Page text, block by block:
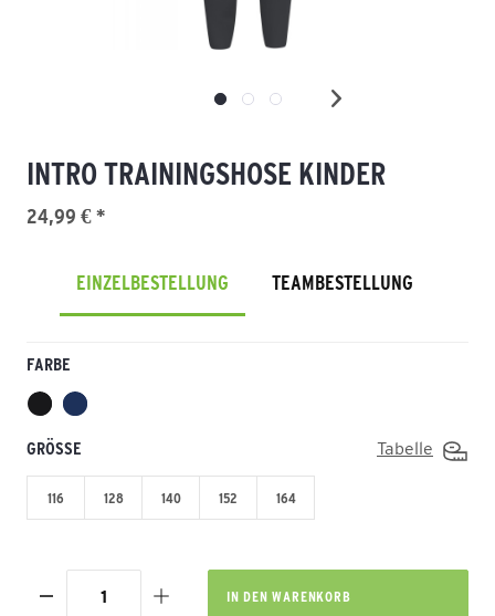
INTRO TRAININGSHOSE KINDER
24,99 € *
EINZELBESTELLUNG TEAMBESTELLUNG
FARBE
GRÖSSE Tabelle
116 128 140 152 164
IN DEN WARENKORB